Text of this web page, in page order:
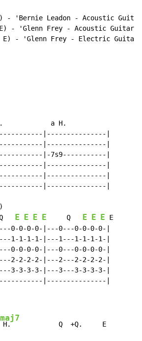
- 'Bernie Leadon - Acoustic
- 'Glenn Frey - Acoustic Guitar'
- 'Glenn Frey - Electric Guitar'
a H.
|---------------|
|---------------|
|-7s9-----------|
|---------------|
|---------------|
|---------------|
Q
E E E E
     Q
E E E E
0-0-0-0-|---0---0-0-0-0-|
1-1-1-1-|---1---1-1-1-1-|
0-0-0-0-|---0---0-0-0-0-|
2-2-2-2-|---2---2-2-2-2-|
3-3-3-3-|---3---3-3-3-3-|
|---------------|
H.            Q  +Q.     E